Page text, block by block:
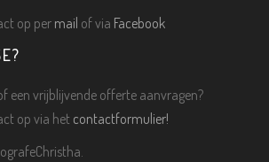
op per mail of via Facebook
een vrijblijvende offerte aanvragen?
op via het contactformulier!